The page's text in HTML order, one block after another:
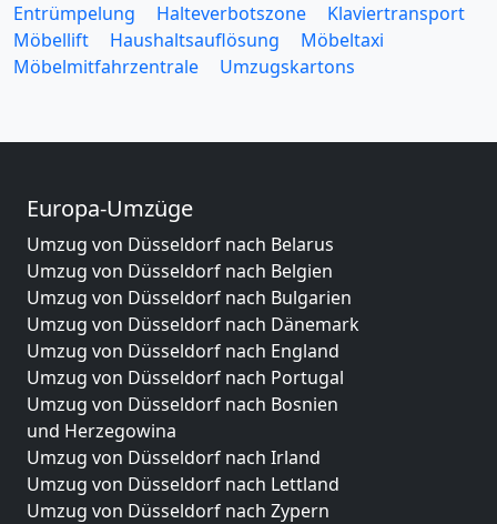
Entrümpelung
Halteverbotszone
Klaviertransport
Möbellift
Haushaltsauflösung
Möbeltaxi
Möbelmitfahrzentrale
Umzugskartons
Europa-Umzüge
Umzug von Düsseldorf nach Belarus
Umzug von Düsseldorf nach Belgien
Umzug von Düsseldorf nach Bulgarien
Umzug von Düsseldorf nach Dänemark
Umzug von Düsseldorf nach England
Umzug von Düsseldorf nach Portugal
Umzug von Düsseldorf nach Bosnien
und Herzegowina
Umzug von Düsseldorf nach Irland
Umzug von Düsseldorf nach Lettland
Umzug von Düsseldorf nach Zypern